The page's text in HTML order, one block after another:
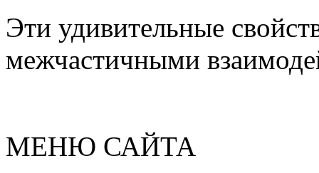
Эти удивительные
межчастичными
МЕНЮ САЙТА